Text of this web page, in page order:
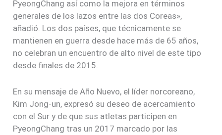
PyeongChang así como la mejora en términos
generales de los lazos entre las dos Coreas»,
añadió. Los dos países, que técnicamente se
mantienen en guerra desde hace más de 65 años,
no celebran un encuentro de alto nivel de este tipo
desde finales de 2015.
En su mensaje de Año Nuevo, el líder norcoreano,
Kim Jong-un, expresó su deseo de acercamiento
con el Sur y de que sus atletas participen en
PyeongChang tras un 2017 marcado por las